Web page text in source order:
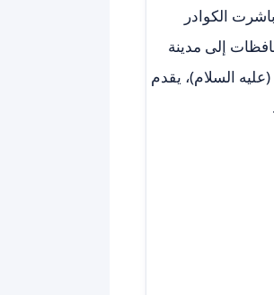
الكوادر
إلى مدينة
السلام)، يقدم